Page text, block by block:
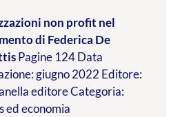
prezzo:
da
€9.99
a
€17.00
non profit nel
di Federica De
Pagine 124 Data
giugno 2022 Editore:
editore Categoria:
ed economia